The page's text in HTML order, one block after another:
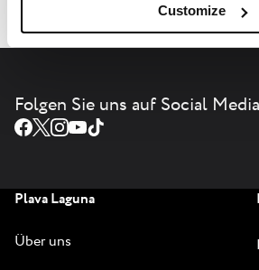
Customize
Folgen Sie uns auf Social Media
Plava Laguna
Über uns